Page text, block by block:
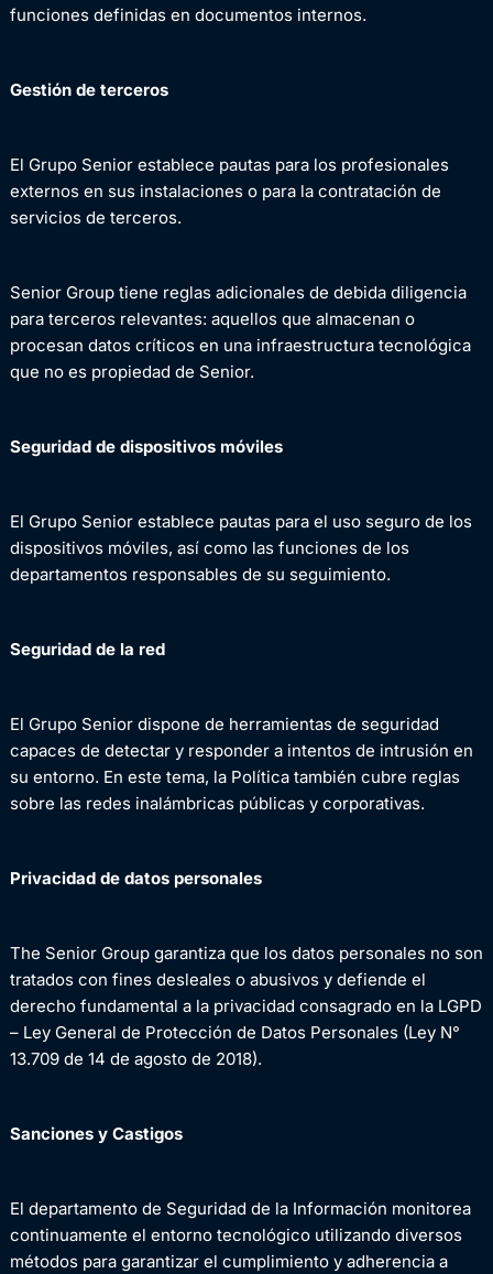
funciones definidas en documentos internos.
Gestión de terceros
El Grupo Senior establece pautas para los profesionales
externos en sus instalaciones o para la contratación de
servicios de terceros.
Senior Group tiene reglas adicionales de debida diligencia
para terceros relevantes: aquellos que almacenan o
procesan datos críticos en una infraestructura tecnológica
que no es propiedad de Senior.
Seguridad de dispositivos móviles
El Grupo Senior establece pautas para el uso seguro de los
dispositivos móviles, así como las funciones de los
departamentos responsables de su seguimiento.
Seguridad de la red
El Grupo Senior dispone de herramientas de seguridad
capaces de detectar y responder a intentos de intrusión en
su entorno. En este tema, la Política también cubre reglas
sobre las redes inalámbricas públicas y corporativas.
Privacidad de datos personales
The Senior Group garantiza que los datos personales no son
tratados con fines desleales o abusivos y defiende el
derecho fundamental a la privacidad consagrado en la LGPD
– Ley General de Protección de Datos Personales (Ley N°
13.709 de 14 de agosto de 2018).
Sanciones y Castigos
El departamento de Seguridad de la Información monitorea
continuamente el entorno tecnológico utilizando diversos
métodos para garantizar el cumplimiento y adherencia a